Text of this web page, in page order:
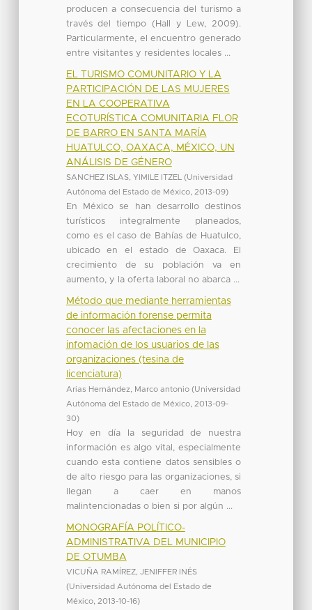
producen a consecuencia del turismo a
través del tiempo (Hall y Lew, 2009).
Particularmente, el encuentro generado
entre visitantes y residentes locales ...
EL TURISMO COMUNITARIO Y LA
PARTICIPACIÓN DE LAS MUJERES
EN LA COOPERATIVA
ECOTURÍSTICA COMUNITARIA FLOR
DE BARRO EN SANTA MARÍA
HUATULCO, OAXACA, MÉXICO, UN
ANÁLISIS DE GÉNERO
SANCHEZ ISLAS, YIMILE ITZEL (Universidad
Autónoma del Estado de México, 2013-09)
En México se han desarrollo destinos
turísticos integralmente planeados,
como es el caso de Bahías de Huatulco,
ubicado en el estado de Oaxaca. El
crecimiento de su población va en
aumento, y la oferta laboral no abarca ...
Método que mediante herramientas
de información forense permita
conocer las afectaciones en la
infomación de los usuarios de las
organizaciones (tesina de
licenciatura)
Arias Hernández, Marco antonio (Universidad
Autónoma del Estado de México,
2013-09-
30)
Hoy en día la seguridad de nuestra
información es algo vital, especialmente
cuando esta contiene datos sensibles o
de alto riesgo para las organizaciones, si
llegan a caer en manos
malintencionadas o bien si por algún ...
MONOGRAFÍA POLÍTICO-
ADMINISTRATIVA DEL MUNICIPIO
DE OTUMBA
VICUÑA RAMÍREZ, JENIFFER INÉS
(Universidad Autónoma del Estado de
México, 2013-10-16)